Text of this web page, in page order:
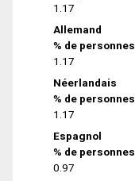
1.17
Allemand
% de personnes
1.17
Néerlandais
% de personnes
1.17
Espagnol
% de personnes
0.97